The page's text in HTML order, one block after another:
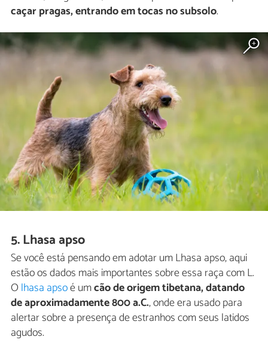
caçar pragas, entrando em tocas no subsolo.
5. Lhasa apso
Se você está pensando em adotar um Lhasa apso, aqui
estão os dados mais importantes sobre essa raça com L.
Olhasa apsoé umcão de origem tibetana, datando
de aproximadamente 800 a.C., onde era usado para
alertar sobre a presença de estranhos com seus latidos
agudos.